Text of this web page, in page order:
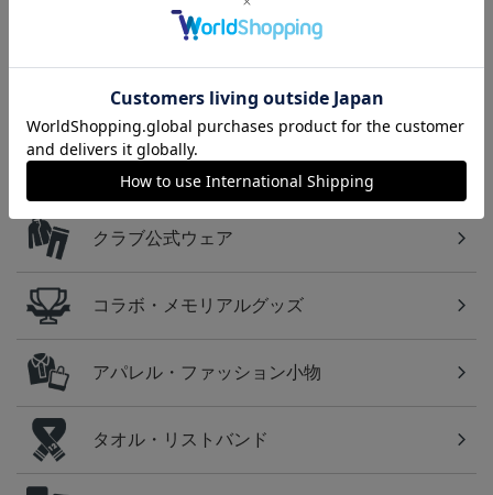
カマタマーレ讃岐のすべてのグッズをチェックした
い方に！全グッズ一覧はこちら！
カテゴリから探す
クラブ公式ウェア
コラボ・メモリアルグッズ
アパレル・ファッション小物
タオル・リストバンド